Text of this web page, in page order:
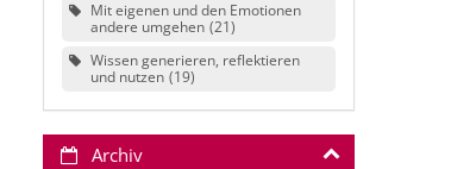
Mit eigenen und den Emotionen
andere umgehen 21
Wissen generieren, reflektieren
und nutzen 19
Archiv